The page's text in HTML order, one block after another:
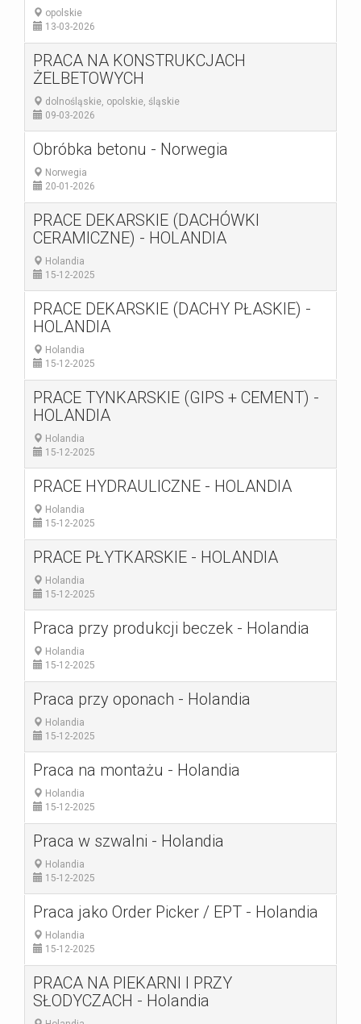
opolskie
13-03-2026
PRACA NA KONSTRUKCJACH
ŻELBETOWYCH
dolnośląskie, opolskie, śląskie
09-03-2026
Obróbka betonu - Norwegia
Norwegia
20-01-2026
PRACE DEKARSKIE (DACHÓWKI
CERAMICZNE) - HOLANDIA
Holandia
15-12-2025
PRACE DEKARSKIE (DACHY PŁASKIE) -
HOLANDIA
Holandia
15-12-2025
PRACE TYNKARSKIE (GIPS + CEMENT) -
HOLANDIA
Holandia
15-12-2025
PRACE HYDRAULICZNE - HOLANDIA
Holandia
15-12-2025
PRACE PŁYTKARSKIE - HOLANDIA
Holandia
15-12-2025
Praca przy produkcji beczek - Holandia
Holandia
15-12-2025
Praca przy oponach - Holandia
Holandia
15-12-2025
Praca na montażu - Holandia
Holandia
15-12-2025
Praca w szwalni - Holandia
Holandia
15-12-2025
Praca jako Order Picker / EPT - Holandia
Holandia
15-12-2025
PRACA NA PIEKARNI I PRZY
SŁODYCZACH - Holandia